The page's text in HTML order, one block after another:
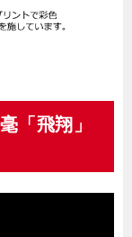
「飛翔」